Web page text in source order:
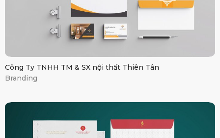
Công Ty TNHH TM & SX nội thất Thiên Tân
Branding